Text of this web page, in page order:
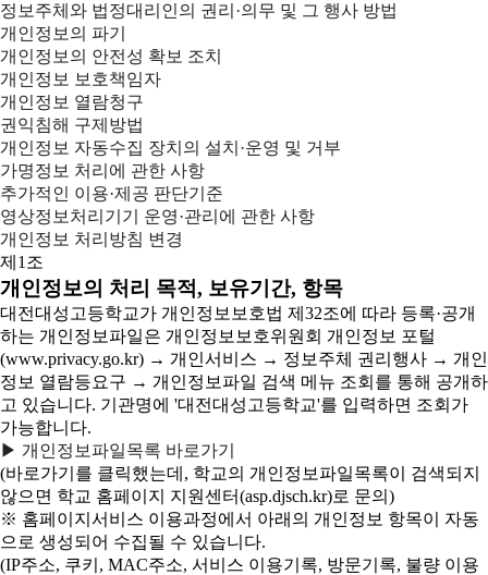
정보주체와 법정대리인의 권리·의무 및 그 행사 방법
개인정보의 파기
개인정보의 안전성 확보 조치
개인정보 보호책임자
개인정보 열람청구
권익침해 구제방법
개인정보 자동수집 장치의 설치·운영 및 거부
가명정보 처리에 관한 사항
추가적인 이용·제공 판단기준
영상정보처리기기 운영·관리에 관한 사항
개인정보 처리방침 변경
제1조
개인정보의 처리 목적, 보유기간, 항목
대전대성고등학교가 개인정보보호법 제32조에 따라 등록·공개
하는 개인정보파일은 개인정보보호위원회 개인정보 포털
(www.privacy.go.kr) → 개인서비스 → 정보주체 권리행사 → 개인
정보 열람등요구 → 개인정보파일 검색 메뉴 조회를 통해 공개하
고 있습니다. 기관명에 '대전대성고등학교'를 입력하면 조회가
가능합니다.
▶ 개인정보파일목록 바로가기
(바로가기를 클릭했는데, 학교의 개인정보파일목록이 검색되지
않으면 학교 홈페이지 지원센터(asp.djsch.kr)로 문의)
※ 홈페이지서비스 이용과정에서 아래의 개인정보 항목이 자동
으로 생성되어 수집될 수 있습니다.
(IP주소, 쿠키, MAC주소, 서비스 이용기록, 방문기록, 불량 이용